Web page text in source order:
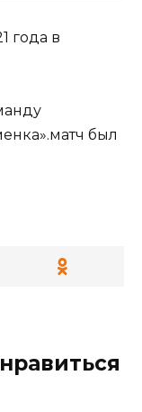
года в
был